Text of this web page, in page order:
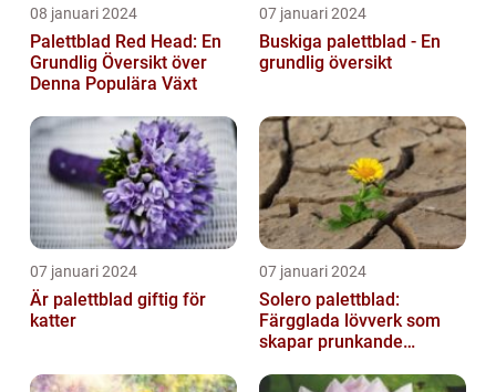
08 januari 2024
Palettblad Red Head: En
Grundlig Översikt över
Denna Populära Växt
07 januari 2024
Buskiga palettblad - En
grundlig översikt
07 januari 2024
Är palettblad giftig för
katter
07 januari 2024
Solero palettblad:
Färgglada lövverk som
skapar prunkande